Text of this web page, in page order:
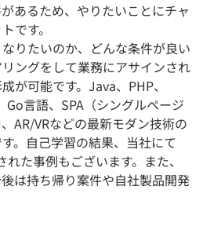
あるため、やりたいことにチャ
です。
りたいのか、どんな条件が良い
ングをして業務にアサインされ
が可能です。Java、PHP、
Go言語、SPA（シングルページ
AR/VRなどの最新モダン技術の
。自己学習の結果、当社にて
た事例もございます。また、
は持ち帰り案件や自社製品開発